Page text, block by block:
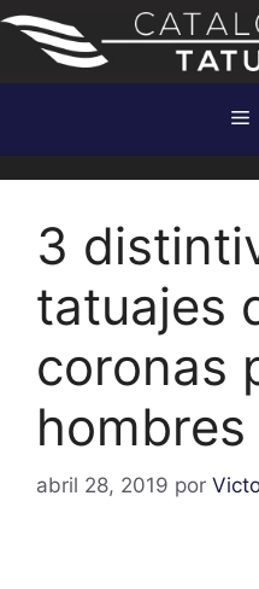
Saltar
contenido
3
tatuajes
coronas
hombres
abril 28, 2019 por